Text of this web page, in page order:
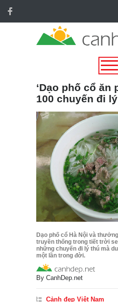
‘Dạo phố cổ ăn
100 chuyến đi
Dạo phố cổ Hà Nội và
truyền thống trong tiết trời
những chuyến đi lý thú mà
một lần trong đời.
By CanhDep.net
Cảnh đẹp Việt Nam